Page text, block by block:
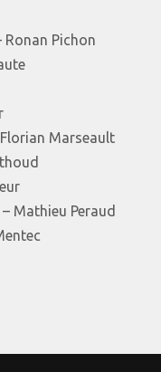
Ronan Pichon
Florian Marseault
– Mathieu Peraud